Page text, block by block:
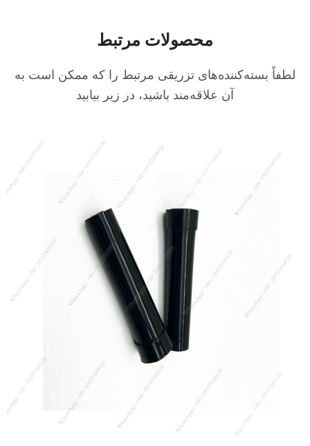
محصولات مرتبط
لطفاً بسته‌کننده‌های تزریقی مرتبط را که ممکن است به
آن علاقه‌مند باشید، در زیر بیابید